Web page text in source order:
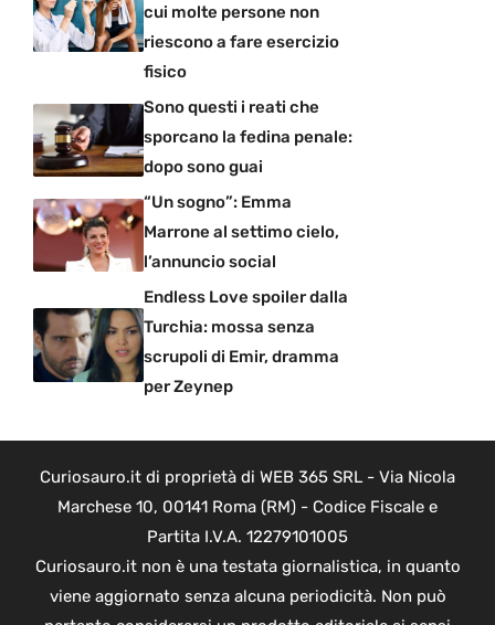
cui molte persone non
riescono a fare esercizio
fisico
Sono questi i reati che
sporcano la fedina penale:
dopo sono guai
“Un sogno”: Emma
Marrone al settimo cielo,
l’annuncio social
Endless Love spoiler dalla
Turchia: mossa senza
scrupoli di Emir, dramma
per Zeynep
Curiosauro.it di proprietà di WEB 365 SRL - Via Nicola
Marchese 10, 00141 Roma (RM) - Codice Fiscale e
Partita I.V.A. 12279101005
Curiosauro.it non è una testata giornalistica, in quanto
viene aggiornato senza alcuna periodicità. Non può